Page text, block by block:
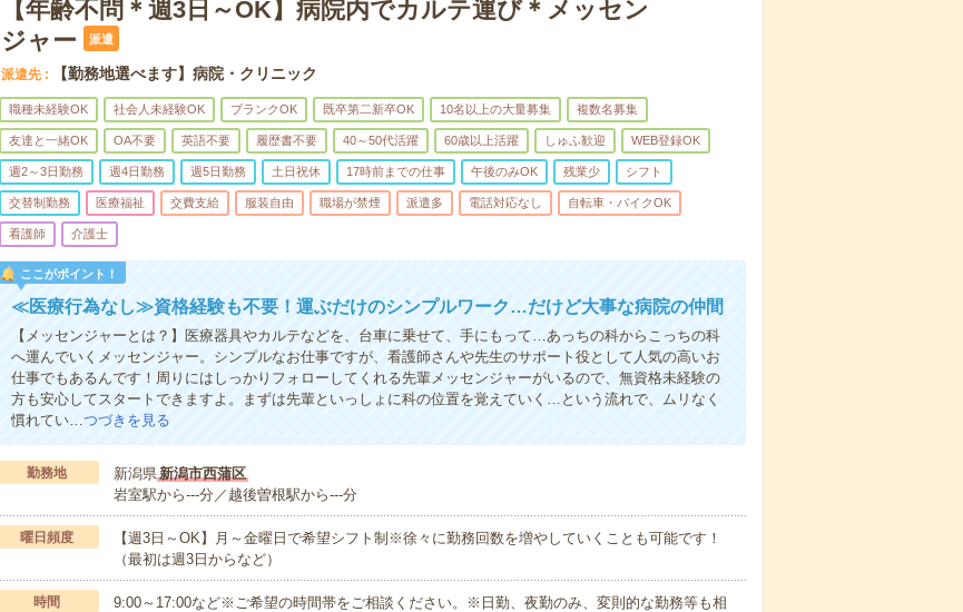
【年齢不問＊週3日～OK】病院内でカルテ運び＊メッセン
ジャー
派遣
派遣先 【勤務地選べます】病院・クリニック
職種未経験OK 社会人未経験OK ブランクOK 既卒第二新卒OK 10名以上の大量募集 複数名募集
友達と一緒OK OA不要 英語不要 履歴書不要 40～50代活躍 60歳以上活躍 しゅふ歓迎 WEB登録OK
週2～3日勤務 週4日勤務 週5日勤務 土日祝休 17時前までの仕事 午後のみOK 残業少 シフト
交替制勤務 医療福祉 交費支給 服装自由 職場が禁煙 派遣多 電話対応なし 自転車・バイクOK
看護師 介護士
ここがポイント！
≪医療行為なし≫資格経験も不要！運ぶだけのシンプルワーク…だけど大事な病院の仲間
【メッセンジャーとは？】医療器具やカルテなどを、台車に乗せて、手にもって…あっちの科からこっちの科
へ運んでいくメッセンジャー。シンプルなお仕事ですが、看護師さんや先生のサポート役として人気の高いお
仕事でもあるんです！周りにはしっかりフォローしてくれる先輩メッセンジャーがいるので、無資格未経験の
方も安心してスタートできますよ。まずは先輩といっしょに科の位置を覚えていく…という流れで、ムリなく
慣れてい…つづきを見る
勤務地 新潟県新潟市西蒲区
岩室駅から---分／越後曽根駅から---分
曜日頻度
【週3日～OK】月～金曜日で希望シフト制※徐々に勤務回数を増やしていくことも可能です！
（最初は週3日からなど）
時間
9:00～17:00など※ご希望の時間帯をご相談ください。※日勤、夜勤のみ、変則的な勤務等も相